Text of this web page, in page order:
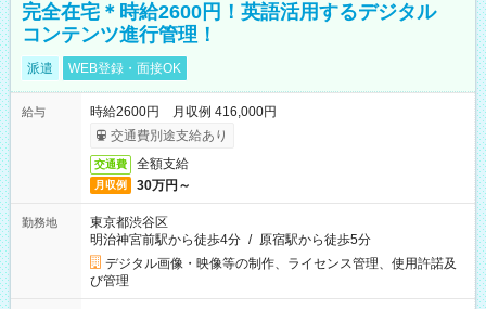
完全在宅＊時給2600円！英語活用するデジタル
コンテンツ進行管理！
派遣 WEB登録・面接OK
給与
時給2600円 月収例 416,000円
交通費別途支給あり
交通費 全額支給
月収例 30万円～
勤務地
東京都渋谷区
明治神宮前駅から徒歩4分 / 原宿駅から徒歩5分
デジタル画像・映像等の制作、ライセンス管理、使用許諾及
び管理